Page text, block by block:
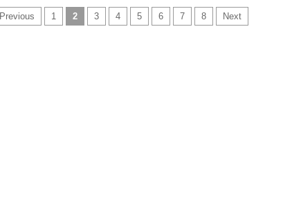
Previous 1 2 3 4 5 6 7 8 Next